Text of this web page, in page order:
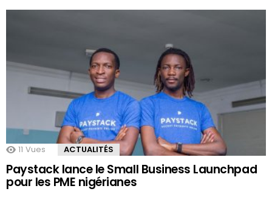
11 Vues ACTUALITÉS
Paystack lance le Small Business Launchpad
pour les PME nigérianes